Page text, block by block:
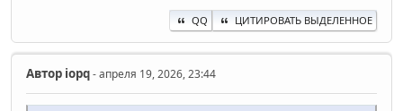
QQ ЦИТИРОВАТЬ ВЫДЕЛЕННОЕ
Автор iopq- апреля 19, 2026, 23:44